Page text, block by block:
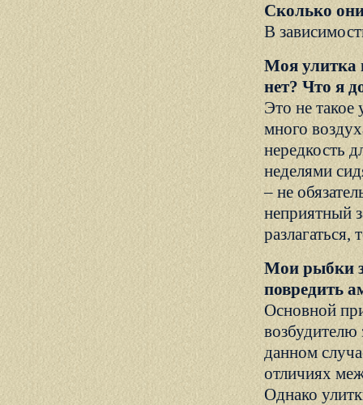
Сколько
В
Моя улитка
нет? Что я
Это не
много
нередкость
неделями
– не
неприятный
Мои рыбки
повредить
Основной
данном
отличиях
Однако